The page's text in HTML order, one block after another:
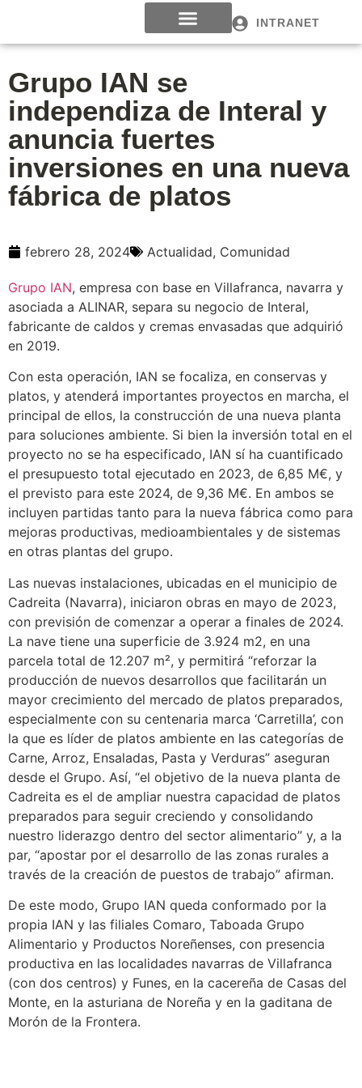
INTRANET
Grupo IAN se
independiza de Interal y
anuncia fuertes
inversiones en una nueva
fábrica de platos
febrero 28, 2024 Actualidad, Comunidad
Grupo IAN, empresa con base en Villafranca, navarra y
asociada a ALINAR, separa su negocio de Interal,
fabricante de caldos y cremas envasadas que adquirió
en 2019.
Con esta operación, IAN se focaliza, en conservas y
platos, y atenderá importantes proyectos en marcha, el
principal de ellos, la construcción de una nueva planta
para soluciones ambiente. Si bien la inversión total en el
proyecto no se ha especificado, IAN sí ha cuantificado
el presupuesto total ejecutado en 2023, de 6,85 M€, y
el previsto para este 2024, de 9,36 M€. En ambos se
incluyen partidas tanto para la nueva fábrica como para
mejoras productivas, medioambientales y de sistemas
en otras plantas del grupo.
Las nuevas instalaciones, ubicadas en el municipio de
Cadreita (Navarra), iniciaron obras en mayo de 2023,
con previsión de comenzar a operar a finales de 2024.
La nave tiene una superficie de 3.924 m2, en una
parcela total de 12.207 m², y permitirá “reforzar la
producción de nuevos desarrollos que facilitarán un
mayor crecimiento del mercado de platos preparados,
especialmente con su centenaria marca ‘Carretilla’, con
la que es líder de platos ambiente en las categorías de
Carne, Arroz, Ensaladas, Pasta y Verduras” aseguran
desde el Grupo. Así, “el objetivo de la nueva planta de
Cadreita es el de ampliar nuestra capacidad de platos
preparados para seguir creciendo y consolidando
nuestro liderazgo dentro del sector alimentario” y, a la
par, “apostar por el desarrollo de las zonas rurales a
través de la creación de puestos de trabajo” afirman.
De este modo, Grupo IAN queda conformado por la
propia IAN y las filiales Comaro, Taboada Grupo
Alimentario y Productos Noreñenses, con presencia
productiva en las localidades navarras de Villafranca
(con dos centros) y Funes, en la cacereña de Casas del
Monte, en la asturiana de Noreña y en la gaditana de
Morón de la Frontera.